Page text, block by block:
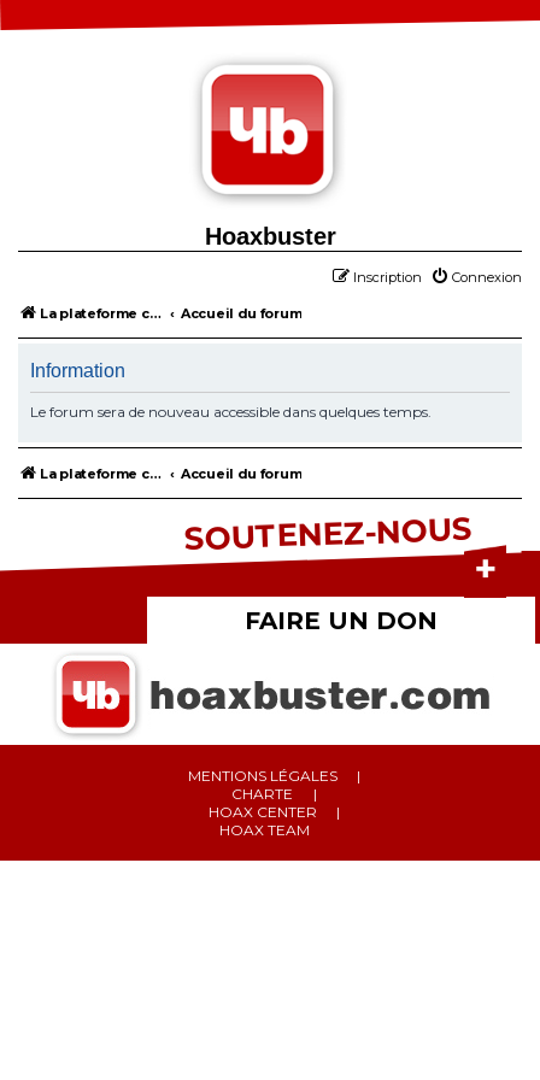
Hoaxbuster
Connexion
Inscription
La plateforme collaborative contre la désinformation Accueil du forum
Information
Le forum sera de nouveau accessible dans quelques temps.
La plateforme collaborative contre la désinformation Accueil du forum
SOUTENEZ-NOUS
FAIRE UN DON
MENTIONS LÉGALES
CHARTE
HOAX CENTER
HOAX TEAM